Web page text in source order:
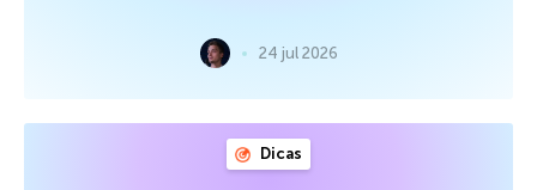
24 jul 2026
Dicas